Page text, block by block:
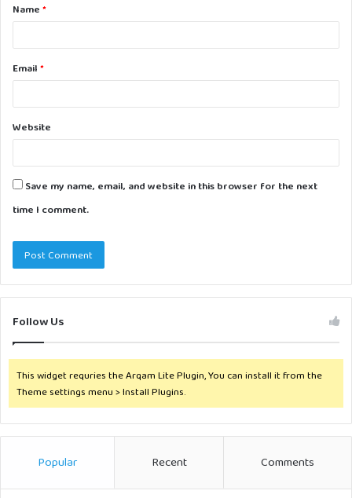
*Name *
Email *
Website
Save my name, email, and website in this browser for the next
time I comment.
Follow Us
This widget requries the Arqam Lite Plugin, You can install it from the
Theme settings menu > Install Plugins.
Popular Recent Comments